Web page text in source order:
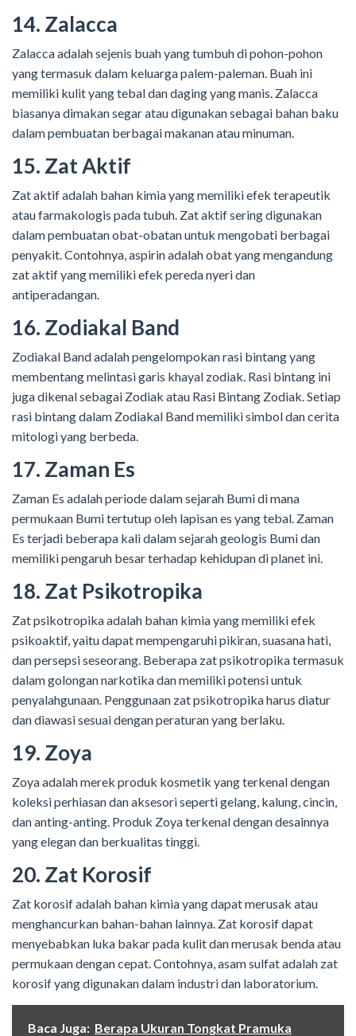
14. Zalacca
Zalacca adalah sejenis buah yang tumbuh di pohon-pohon
yang termasuk dalam keluarga palem-paleman. Buah ini
memiliki kulit yang tebal dan daging yang manis. Zalacca
biasanya dimakan segar atau digunakan sebagai bahan baku
dalam pembuatan berbagai makanan atau minuman.
15. Zat Aktif
Zat aktif adalah bahan kimia yang memiliki efek terapeutik
atau farmakologis pada tubuh. Zat aktif sering digunakan
dalam pembuatan obat-obatan untuk mengobati berbagai
penyakit. Contohnya, aspirin adalah obat yang mengandung
zat aktif yang memiliki efek pereda nyeri dan
antiperadangan.
16. Zodiakal Band
Zodiakal Band adalah pengelompokan rasi bintang yang
membentang melintasi garis khayal zodiak. Rasi bintang ini
juga dikenal sebagai Zodiak atau Rasi Bintang Zodiak. Setiap
rasi bintang dalam Zodiakal Band memiliki simbol dan cerita
mitologi yang berbeda.
17. Zaman Es
Zaman Es adalah periode dalam sejarah Bumi di mana
permukaan Bumi tertutup oleh lapisan es yang tebal. Zaman
Es terjadi beberapa kali dalam sejarah geologis Bumi dan
memiliki pengaruh besar terhadap kehidupan di planet ini.
18. Zat Psikotropika
Zat psikotropika adalah bahan kimia yang memiliki efek
psikoaktif, yaitu dapat mempengaruhi pikiran, suasana hati,
dan persepsi seseorang. Beberapa zat psikotropika termasuk
dalam golongan narkotika dan memiliki potensi untuk
penyalahgunaan. Penggunaan zat psikotropika harus diatur
dan diawasi sesuai dengan peraturan yang berlaku.
19. Zoya
Zoya adalah merek produk kosmetik yang terkenal dengan
koleksi perhiasan dan aksesori seperti gelang, kalung, cincin,
dan anting-anting. Produk Zoya terkenal dengan desainnya
yang elegan dan berkualitas tinggi.
20. Zat Korosif
Zat korosif adalah bahan kimia yang dapat merusak atau
menghancurkan bahan-bahan lainnya. Zat korosif dapat
menyebabkan luka bakar pada kulit dan merusak benda atau
permukaan dengan cepat. Contohnya, asam sulfat adalah zat
korosif yang digunakan dalam industri dan laboratorium.
Baca Juga: Berapa Ukuran Tongkat Pramuka